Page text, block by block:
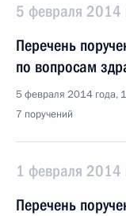
5 февраля 2014
Перечень
по вопросам
5 февраля 2014 года,
7 поручений
1 февраля 2014
Перечень